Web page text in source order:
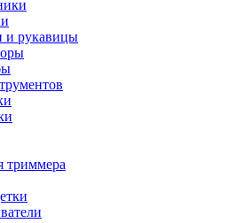
и рукавицы
триммера